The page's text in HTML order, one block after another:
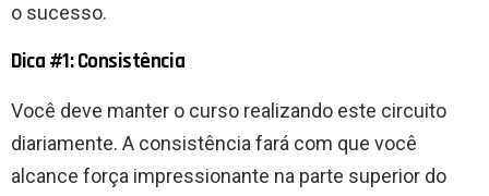
o sucesso.
Dica #1: Consistência
Você deve manter o curso realizando este circuito
diariamente. A consistência fará com que você
alcance força impressionante na parte superior do